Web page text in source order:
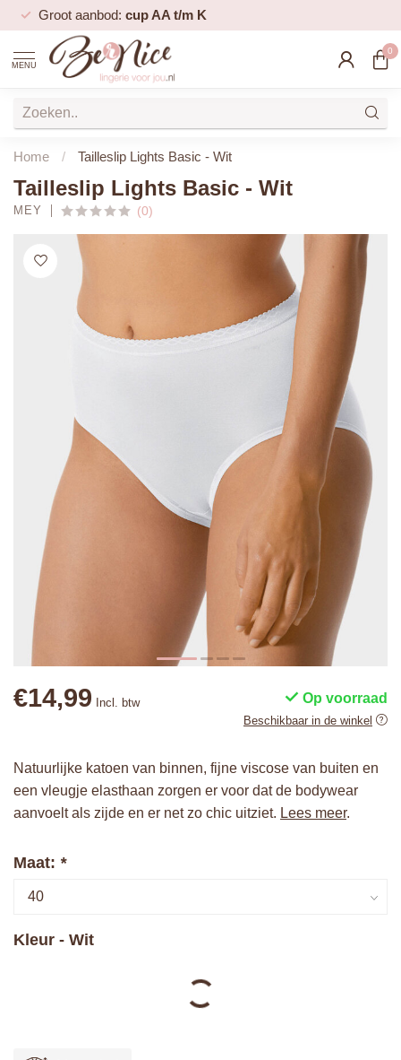
Groot aanbod: cup AA t/m K
MENU
0
Home / Tailleslip Lights Basic - Wit
Tailleslip Lights Basic - Wit
MEY (0)
€14,99 Incl. btw Op voorraad
Beschikbaar in de winkel
Natuurlijke katoen van binnen, fijne viscose van buiten en
een vleugje elasthaan zorgen er voor dat de bodywear
aanvoelt als zijde en er net zo chic uitziet. Lees meer.
Maat: *
Kleur - Wit